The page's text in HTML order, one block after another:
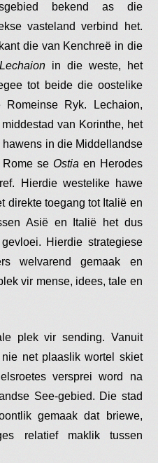
bekend as die
vasteland verbind het.
die van Kenchreë in die
Lechaionin die weste, het
tot beide die oostelike
Ryk. Lechaion,
van Korinthe, het
in die Middellandse
se Ostia en Herodes
Hierdie westelike hawe
direkte toegang tot Italië en
Asië en Italië het dus
Hierdie strategiese
welvarend gemaak en
vir mense, idees, tale en
plek vir sending. Vanuit
net plaaslik wortel skiet
versprei word na
See-gebied. Die stad
gemaak dat briewe,
relatief maklik tussen